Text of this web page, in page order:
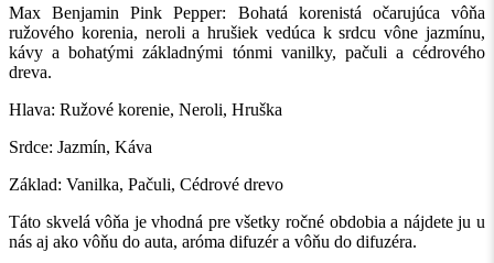
Max Benjamin Pink Pepper: Bohatá korenistá očarujúca vôňa
ružového korenia, neroli a hrušiek vedúca k srdcu vône jazmínu,
kávy a bohatými základnými tónmi vanilky, pačuli a cédrového
dreva.
Hlava: Ružové korenie, Neroli, Hruška
Srdce: Jazmín, Káva
Základ: Vanilka, Pačuli, Cédrové drevo
Táto skvelá vôňa je vhodná pre všetky ročné obdobia a nájdete ju u
nás aj ako vôňu do auta, aróma difuzér a vôňu do difuzéra.